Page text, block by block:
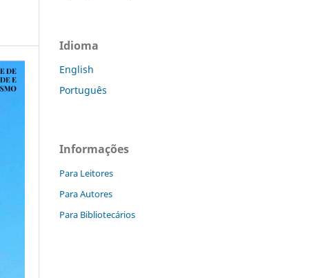
Idioma
English
Português
Informações
Para Leitores
Para Autores
Para Bibliotecários